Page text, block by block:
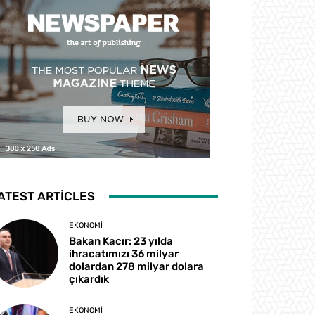
ARTICLES
EKONOMI
Bakan Kacır: 23 yılda
ihracatımızı 36 milyar
dolardan 278 milyar dolara
çıkardık
EKONOMI